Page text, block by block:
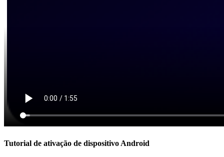
Tutorial de ativação de dispositivo Android